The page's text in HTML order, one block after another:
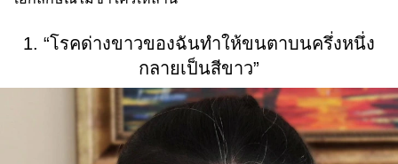
1. “โรคด่างขาวของฉันทำให้ขนตาบนครึ่งหนึ่ง
กลายเป็นสีขาว”